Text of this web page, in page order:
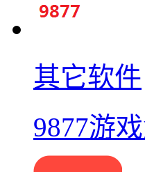
其它软件
9877游